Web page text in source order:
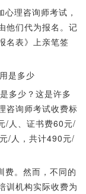
理咨询师考试，
他们代为报名。记
名表》上亲笔签
是多少
多少？这是许多
咨询师考试收费标
/人、证书费60元/
/人，共计490元/
费。然而，不同的
训机构实际收费为